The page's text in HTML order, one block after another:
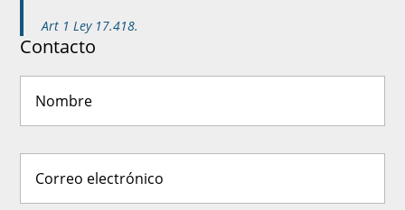
Art 1 Ley 17.418.
Contacto